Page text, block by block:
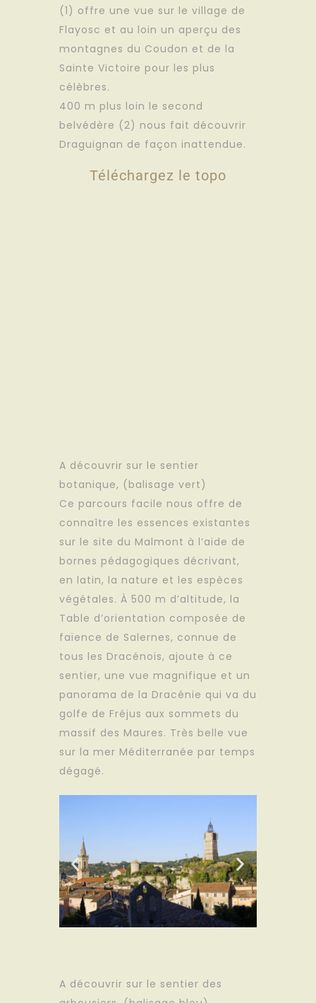
(1) offre une vue sur le village de
Flayosc et au loin un aperçu des
montagnes du Coudon et de la
Sainte Victoire pour les plus
célèbres.
400 m plus loin le second
belvédère (2) nous fait découvrir
Draguignan de façon inattendue.
Téléchargez le topo
A découvrir sur le sentier
botanique, (balisage vert)
Ce parcours facile nous offre de
connaître les essences existantes
sur le site du Malmont à l’aide de
bornes pédagogiques décrivant,
en latin, la nature et les espèces
végétales. À 500 m d’altitude, la
Table d’orientation composée de
faïence de Salernes, connue de
tous les Dracénois, ajoute à ce
sentier, une vue magnifique et un
panorama de la Dracénie qui va du
golfe de Fréjus aux sommets du
massif des Maures. Très belle vue
sur la mer Méditerranée par temps
dégagé.
A découvrir sur le sentier des